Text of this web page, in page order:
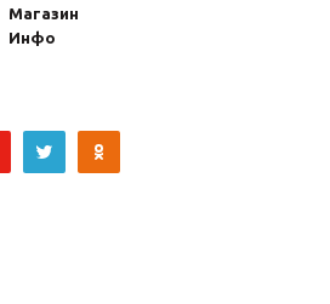
Магазин
Инфо